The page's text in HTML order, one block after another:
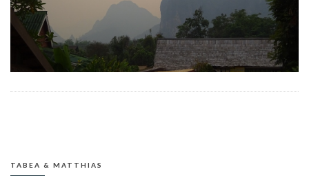
TABEA & MATTHIAS